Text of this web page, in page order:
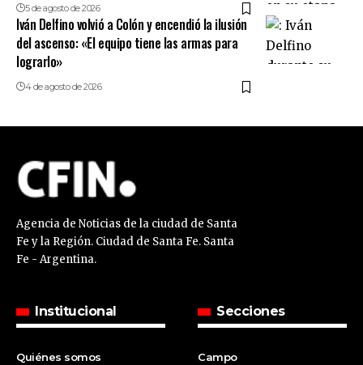
5 de agosto de 2026
Iván Delfino volvió a Colón y encendió la ilusión
del ascenso: «El equipo tiene las armas para
lograrlo»
4 de agosto de 2026
Agencia de Noticias de la ciudad de Santa
Fe y la Región. Ciudad de Santa Fe. Santa
Fe - Argentina.
Institucional
Quiénes somos
Secciones
Campo